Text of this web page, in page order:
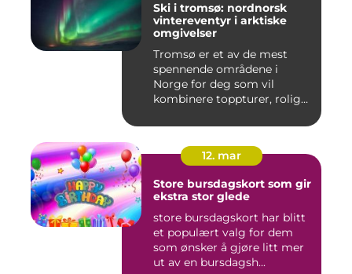
Ski i tromsø: nordnorsk
vintereventyr i arktiske
omgivelser
Tromsø er et av de mest
spennende områdene i
Norge for deg som vil
kombinere toppturer, rolig
12. mar
Store bursdagskort som gir
ekstra stor glede
store bursdagskort har blitt
et populært valg for dem
som ønsker å gjøre litt mer
ut av en bursdagsh...